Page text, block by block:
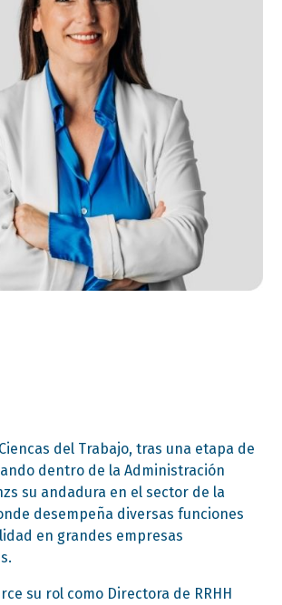
del Trabajo, tras una etapa de
dentro de la Administración
su andadura en el sector de la
desempeña diversas funciones
en grandes empresas
su rol como Directora de RRHH